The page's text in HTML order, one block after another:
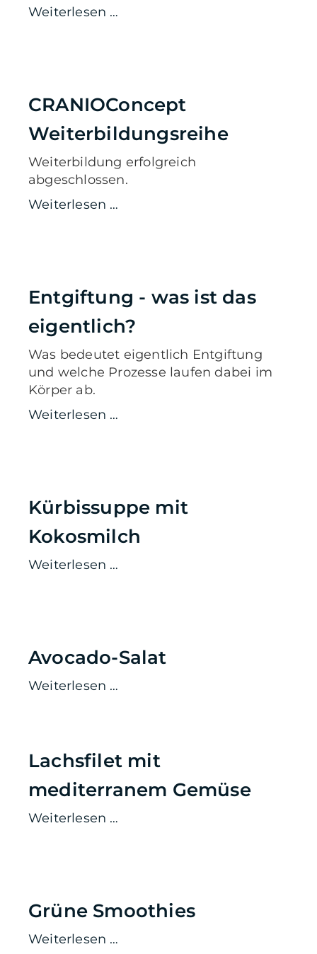
Weiterlesen …
CRANIOConcept
Weiterbildungsreihe
Weiterbildung erfolgreich
abgeschlossen.
Weiterlesen …
Entgiftung - was ist das
eigentlich?
Was bedeutet eigentlich Entgiftung
und welche Prozesse laufen dabei im
Körper ab.
Weiterlesen …
Kürbissuppe mit
Kokosmilch
Weiterlesen …
Avocado-Salat
Weiterlesen …
Lachsfilet mit
mediterranem Gemüse
Weiterlesen …
Grüne Smoothies
Weiterlesen …